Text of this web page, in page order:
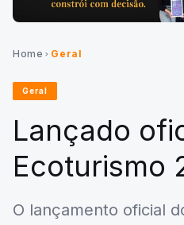
Home chevron_right Geral
Geral
Lançado
Ecoturismo
O lançamento oficial